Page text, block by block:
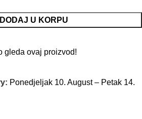
DODAJ U KORPU
gleda ovaj proizvod!
Ponedjeljak 10. August – Petak 14.